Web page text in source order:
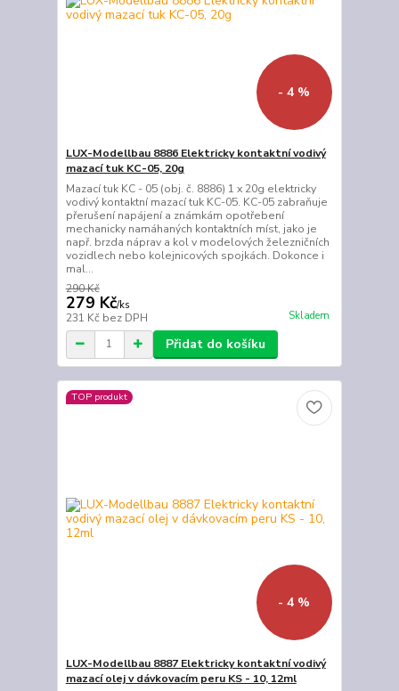
- 4 %
LUX-Modellbau 8886 Elektricky kontaktní vodivý
mazací tuk KC-05, 20g
Mazací tuk KC - 05 (obj. č. 8886) 1 x 20g elektricky
vodivý kontaktní mazací tuk KC-05. KC-05 ​​zabraňuje
přerušení napájení a známkám opotřebení
mechanicky namáhaných kontaktních míst, jako je
např. brzda náprav a kol v modelových železničních
vozidlech nebo kolejnicových spojkách. Dokonce i
mal...
290 Kč
279 Kč/ks
231 Kč bez DPH Skladem
Přidat do košíku
TOP produkt
- 4 %
LUX-Modellbau 8887 Elektricky kontaktní vodivý
mazací olej v dávkovacím peru KS - 10, 12ml